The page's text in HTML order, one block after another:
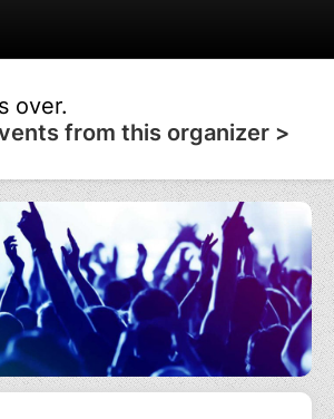
over.
from this organizer >